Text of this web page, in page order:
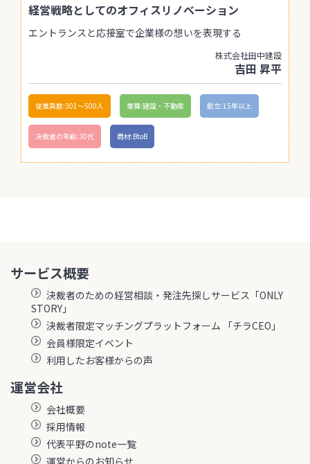
経営戦略としてのオフィスリノベーション
エントランスと応接室で企業様の想いを表現する
株式会社田中建設
吉田 昇平
従業員数:301〜500人 業種:建設・不動産 創立:15年以上
決裁者の年齢:30代 商材:BtoB
サービス概要
決裁者のための経営相談・発注先探しサービス「ONLY
STORY」
決裁者限定マッチングプラットフォーム 「チラCEO」
会員様限定イベント
利用したお客様からの声
運営会社
会社概要
採用情報
代表平野のnote一覧
運営からのお知らせ